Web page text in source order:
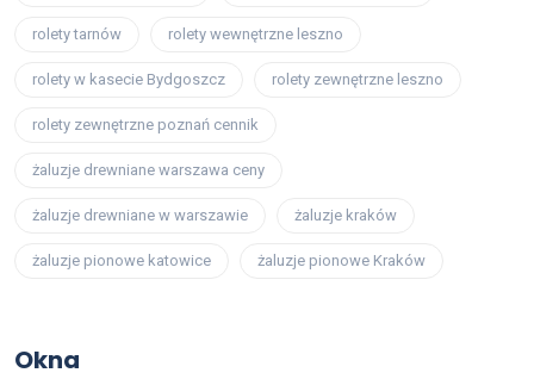
rolety tarnów rolety wewnętrzne leszno
rolety w kasecie Bydgoszcz rolety zewnętrzne leszno
rolety zewnętrzne poznań cennik
żaluzje drewniane warszawa ceny
żaluzje drewniane w warszawie żaluzje kraków
żaluzje pionowe katowice żaluzje pionowe Kraków
Okna